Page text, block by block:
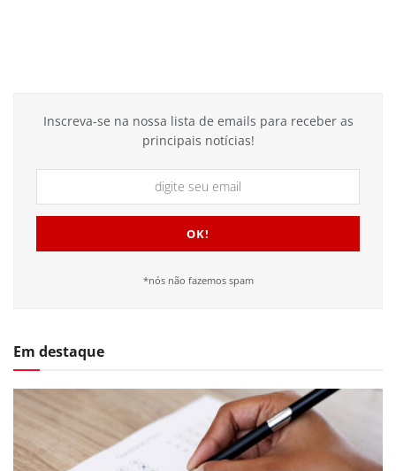
Inscreva-se na nossa lista de emails para receber as
principais notícias!
*nós não fazemos spam
Em destaque